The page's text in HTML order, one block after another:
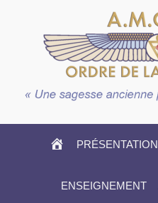
HOME
PRÉSENTATION
ENSEIGNEMENT